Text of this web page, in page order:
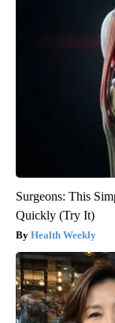
Surgeons: This
Quickly (Try It)
Health Weekly